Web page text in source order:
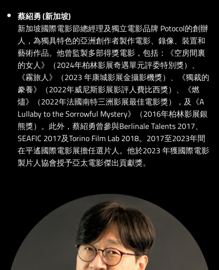
蔡紹勇 (新加坡)
新加坡國際電影節總經理及獨立電影品牌 Potocol的創辦
人，為獨具特色的亞洲創作者製作電影、錄像、裝置和
藝術作品。他曾監製多部得獎電影，包括：《空房間裏
的女人》（2024年柏林影展奇遇單元評委特別獎）、
《霧旅人》（2023 年康城影展金攝影機獎）、《獨裁的
豢養》（2022年威尼斯影展影評人費比西獎）、《燃
燼》（2022年法國南特三洲影展最佳電影獎），及《A
Lullaby to the Sorrowful Mystery》（2016年柏林影展銀
熊獎）。此外，蔡紹勇曾參與Berlinale Talents 2017、
SEAFIC 2017及Torino Film Lab 2018。2017至2023年間
在平遙國際電影展擔任選片人。他於2023 年獲國際電影
製片人協會授予亞太電影傑出貢獻獎。